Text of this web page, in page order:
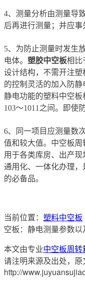
4、测量分析由测量导
后再进行测量；并应事
5、为防止测量时发生
电体。 塑胶中空板相比
设计结构，不需开注
的控制灵活的加入防
静电功能的塑料中空
103～1011之间。即使
6、同一项目应测量数
值和较大值。中空板周
用于各类库房、出产
通用化、一体化办理
的必备品。
当前位置： 塑料中空板
空板：静电测量参数
本文由专业中空板周转
请注明来源及出处，原
http://